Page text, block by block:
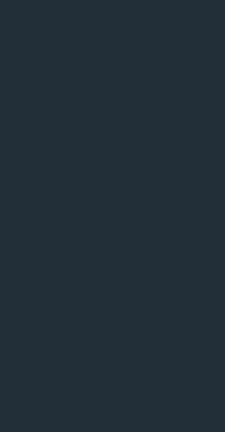
Industries SRK-ZR